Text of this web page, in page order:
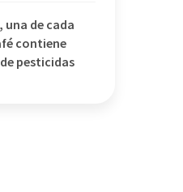
una de cada
contiene
pesticidas